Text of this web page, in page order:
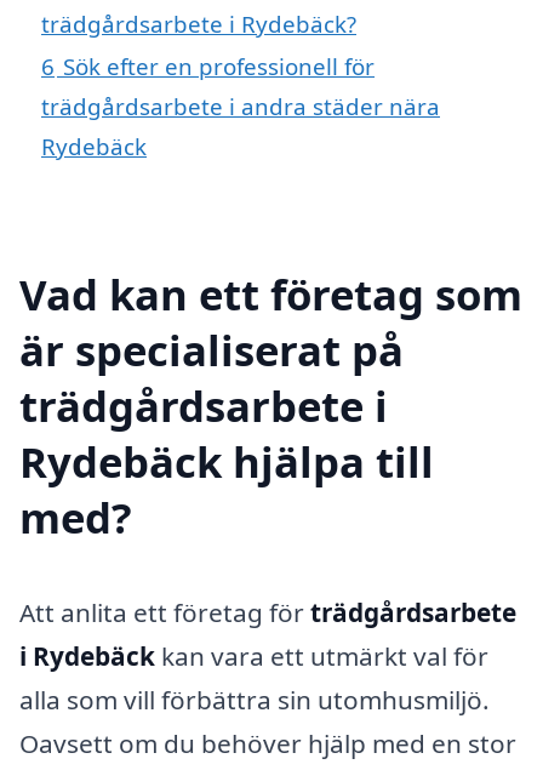
trädgårdsarbete i Rydebäck?
6 Sök efter en professionell för
trädgårdsarbete i andra städer nära
Rydebäck
Vad kan ett företag som
är specialiserat på
trädgårdsarbete i
Rydebäck hjälpa till
med?
Att anlita ett företag förträdgårdsarbete
i Rydebäck kan vara ett utmärkt val för
alla som vill förbättra sin utomhusmiljö.
Oavsett om du behöver hjälp med en stor